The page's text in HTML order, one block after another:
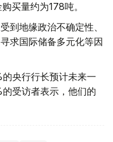
买量约为178吨。
到地缘政治不确定性、
求国际储备多元化等因
央行行长预计未来一
受访者表示，他们的